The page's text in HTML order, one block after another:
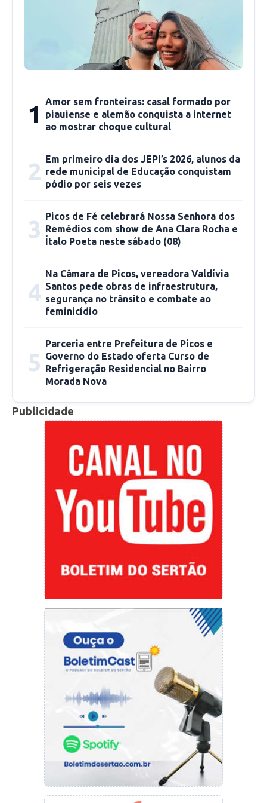
do trabalho. O relator da matéria foi o
deputado Ziza Carvalho (MDB) que deu parecer
favorável. A matéria segue direto para votação
em Plenário. Em seu relatório Ziza afirmou que
até mesmo ser transformada em um Projeto de
Lei Ordinária.
“Nosso indicativo visa a criação de oficinas
dentro dos presídios para que os detentos
trabalhem nas áreas de Metalurgia, Marcenaria
e Pintura. O serviço deverá ser coordenado
pela Secretaria de Estado da Justiça. Os
detentos farão reparos principalmente em
educação. A cada três dias de trabalho, um dia
de remissão de pena. Vejo esse projeto com
bons olhos, já temos bons exemplos em outros
Também é mais uma oportunidade para aquela
pessoa ter uma qualificação e conseguir ser
inserida no mercado de trabalho após o
Fonte: ascom
1
Amor sem fronteiras: casal formado por
piauiense e alemão conquista a internet
ao mostrar choque cultural
2 Em primeiro dia dos JEPI’s 2026, alunos da
rede municipal de Educação conquistam
pódio por seis vezes
3 Picos de Fé celebrará Nossa Senhora dos
Remédios com show de Ana Clara Rocha e
Ítalo Poeta neste sábado (08)
4
Na Câmara de Picos, vereadora Valdívia
Santos pede obras de infraestrutura,
segurança no trânsito e combate ao
feminicídio
5
Parceria entre Prefeitura de Picos e
Governo do Estado oferta Curso de
Refrigeração Residencial no Bairro
Morada Nova
Publicidade